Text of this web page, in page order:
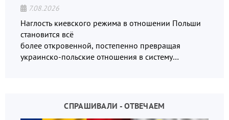
7.08.2026
Наглость киевского режима в отношении Польши
становится всё
более откровенной, постепенно превращая
украинско-польские отношения в систему
СПРАШИВАЛИ - ОТВЕЧАЕМ